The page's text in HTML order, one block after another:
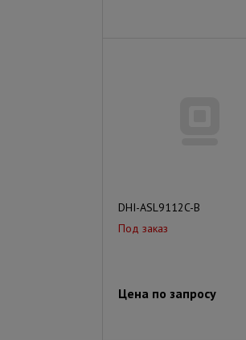
DHI-ASL9112C-B
Под заказ
Цена по запросу